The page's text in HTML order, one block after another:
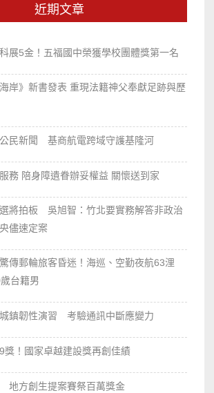
近期文章
展5金！五福國中榮獲學校團體獎第一名
岸》新書發表 重現法籍神父奉獻足跡與歷
民新聞 基商航電跨域守護基隆河
務 陪身障遺眷辦妥權益 關懷送到家
將拍板 吳旭智：竹北要實務解答非政治
儘速定案
傳郵輪旅客昏迷！海巡、空勤夜航63浬
台籍男
鎮韌性演習 考驗通訊中斷應變力
獎！國家卓越建設獎再創佳績
地方創生提案賽祭百萬獎金